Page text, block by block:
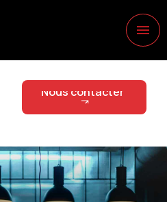
menu
Nous contacter
Nous contacter